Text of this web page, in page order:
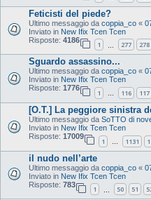
Feticisti del piede?
Ultimo messaggio da coppia_co «
Inviato in New Ifix Tcen Tcen
Risposte: 4186
1 277 278
Sguardo assassino...
Ultimo messaggio da coppia_co «
Inviato in New Ifix Tcen Tcen
Risposte: 1776
1 … 116 117
[O.T.] La peggiore sinistra
Ultimo messaggio da SoTTO di
Inviato in New Ifix Tcen Tcen
Risposte: 17009
1 … 1131
il nudo nell’arte
Ultimo messaggio da coppia_co «
Inviato in New Ifix Tcen Tcen
Risposte: 783
1 50 51